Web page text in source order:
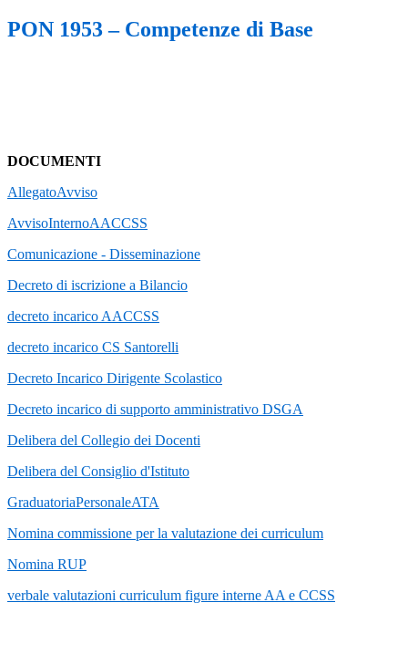
PON 1953 – Competenze di Base
DOCUMENTI
AllegatoAvviso
AvvisoInternoAACCSS
Comunicazione - Disseminazione
Decreto di iscrizione a Bilancio
decreto incarico AACCSS
decreto incarico CS Santorelli
Decreto Incarico Dirigente Scolastico
Decreto incarico di supporto amministrativo DSGA
Delibera del Collegio dei Docenti
Delibera del Consiglio d'Istituto
GraduatoriaPersonaleATA
Nomina commissione per la valutazione dei curriculum
Nomina RUP
verbale valutazioni curriculum figure interne AA e CCSS